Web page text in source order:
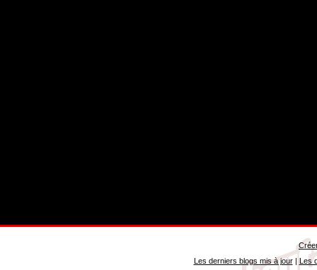
Les derniers blogs mis à jour| Les